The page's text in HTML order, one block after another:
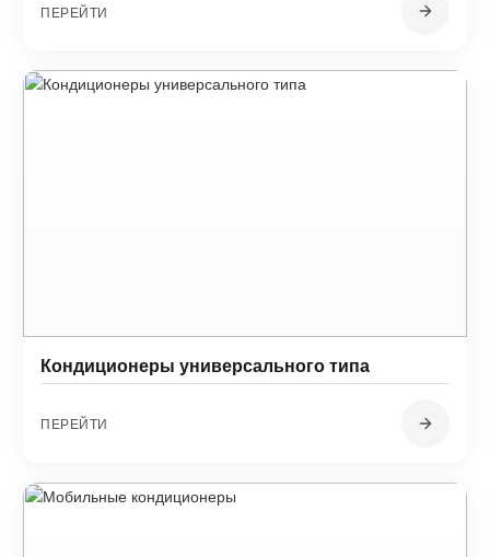
ПЕРЕЙТИ
Кондиционеры универсального типа
ПЕРЕЙТИ